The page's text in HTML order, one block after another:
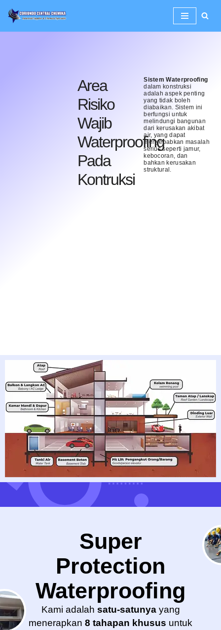
Lompat
Area
Risiko
Wajib
Waterproofing
Pada
Kontruksi
Sistem Waterproofing
dalam konstruksi
adalah aspek penting
yang tidak boleh
diabaikan. Sistem ini
berfungsi untuk
melindungi bangunan
dari kerusakan akibat
air, yang dapat
menyebabkan masalah
serius seperti jamur,
kebocoran, dan
bahkan kerusakan
struktural.
Super
Protection
Waterproofing
Kami adalah satu-satunya yang
menerapkan 8 tahapan khusus untuk